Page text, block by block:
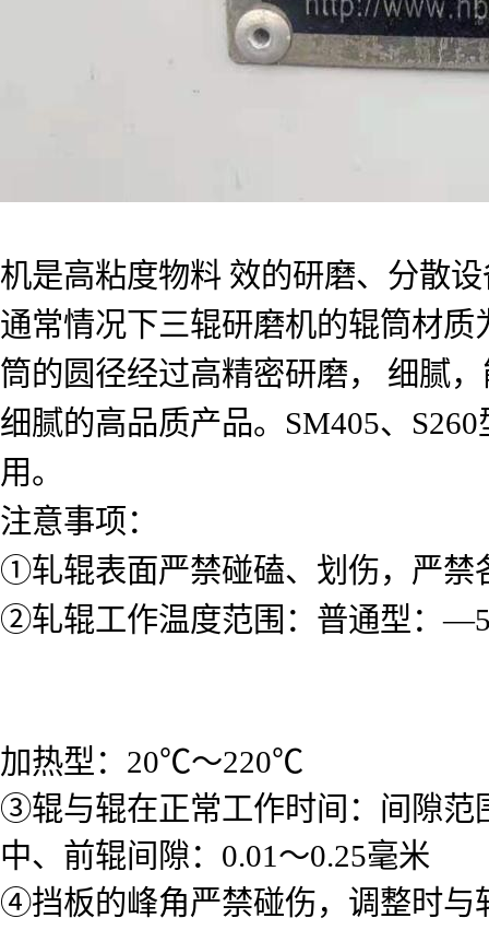
机是高粘度物料 效的研磨、分散
通常情况下三辊研磨机的辊筒材
筒的圆径经过高精密研磨， 细腻
细腻的高品质产品。SM405、
用。
注意事项：
①轧辊表面严禁碰磕、划伤，严禁
②轧辊工作温度范围：普通型：
加热型：20℃～220℃
③辊与辊在正常工作时间：间隙范
中、前辊间隙：0.01～0.25毫米
④挡板的峰角严禁碰伤，调整时与